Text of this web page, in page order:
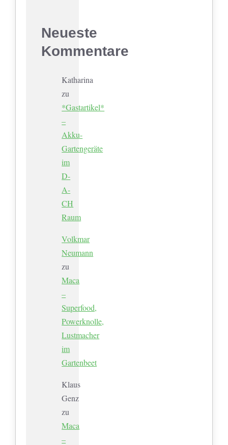
Neueste
Kommentare
Katharina
zu
*Gastartikel*
–
Akku-
Gartengeräte
im
D-
A-
CH
Raum
Volkmar
Neumann
zu
Maca
–
Superfood,
Powerknolle,
Lustmacher
im
Gartenbeet
Klaus
Genz
zu
Maca
–